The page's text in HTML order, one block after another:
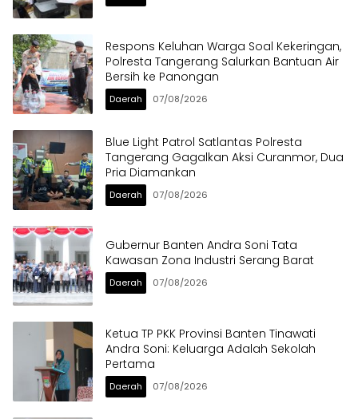
Respons Keluhan Warga Soal Kekeringan,
Polresta Tangerang Salurkan Bantuan Air
Bersih ke Panongan
Daerah 07/08/2026
Blue Light Patrol Satlantas Polresta
Tangerang Gagalkan Aksi Curanmor, Dua
Pria Diamankan
Daerah 07/08/2026
Gubernur Banten Andra Soni Tata
Kawasan Zona Industri Serang Barat
Daerah 07/08/2026
Ketua TP PKK Provinsi Banten Tinawati
Andra Soni: Keluarga Adalah Sekolah
Pertama
Daerah 07/08/2026